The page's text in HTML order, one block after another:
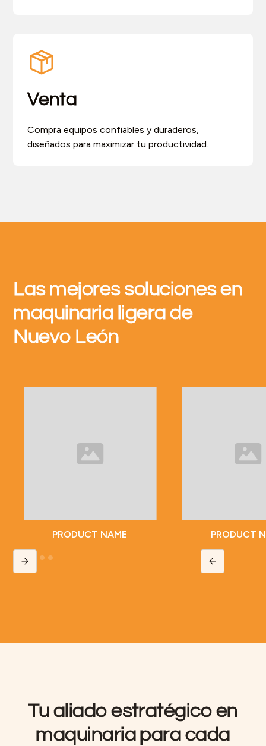
Venta
Compra equipos confiables y duraderos,
diseñados para maximizar tu productividad.
Las mejores soluciones en
maquinaria ligera de
Nuevo León
PRODUCT NAME
PRODUCT
Slide 2 of 5.
Tu aliado estratégico en
maquinaria para cada